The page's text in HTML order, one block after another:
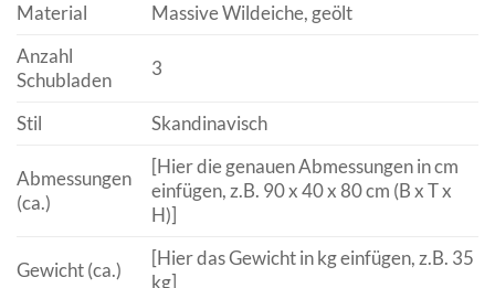
Material
Massive Wildeiche, geölt
Anzahl
Schubladen
3
Stil Skandinavisch
Abmessungen
(ca.)
[Hier die genauen Abmessungen in cm
einfügen, z.B. 90 x 40 x 80 cm (B x T x
H)]
Gewicht (ca.)
[Hier das Gewicht in kg einfügen, z.B. 35
kg]